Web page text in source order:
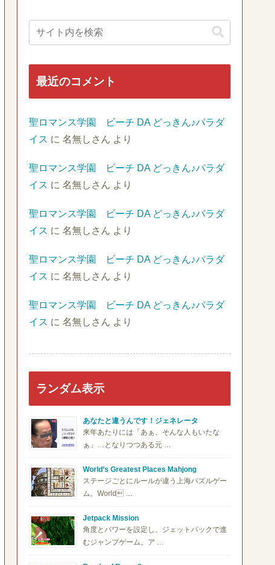
最近のコメント
聖ロマンス学園 ビーチ DA どっきん♪パラダ
イス に 名無しさん より
聖ロマンス学園 ビーチ DA どっきん♪パラダ
イス に 名無しさん より
聖ロマンス学園 ビーチ DA どっきん♪パラダ
イス に 名無しさん より
聖ロマンス学園 ビーチ DA どっきん♪パラダ
イス に 名無しさん より
聖ロマンス学園 ビーチ DA どっきん♪パラダ
イス に 名無しさん より
ランダム表示
あなたと違うんです！ジェネレータ
来年あたりには「あぁ、そんな人もいたな
ぁ」…となりつつある元 …
World’s Greatest Places Mahjong
ステージごとにルールが違う上海パズルゲー
ム。World …
Jetpack Mission
角度とパワーを設定し、ジェットパックで進
むジャンプゲーム。ア …